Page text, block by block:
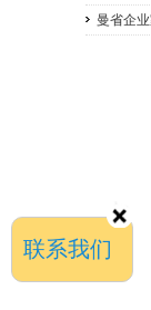
低，预
曼省企
联系我们